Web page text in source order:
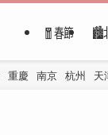
🧧春節 🏙️
重慶 南京 杭州 天